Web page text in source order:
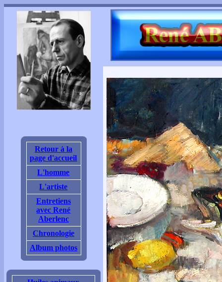
Retour à la
page d'accueil
L'homme
L'artiste
Entretiens
avec René
Aberlenc
Chronologie
Album photos